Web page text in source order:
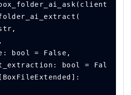
bool = False,
bool = False,